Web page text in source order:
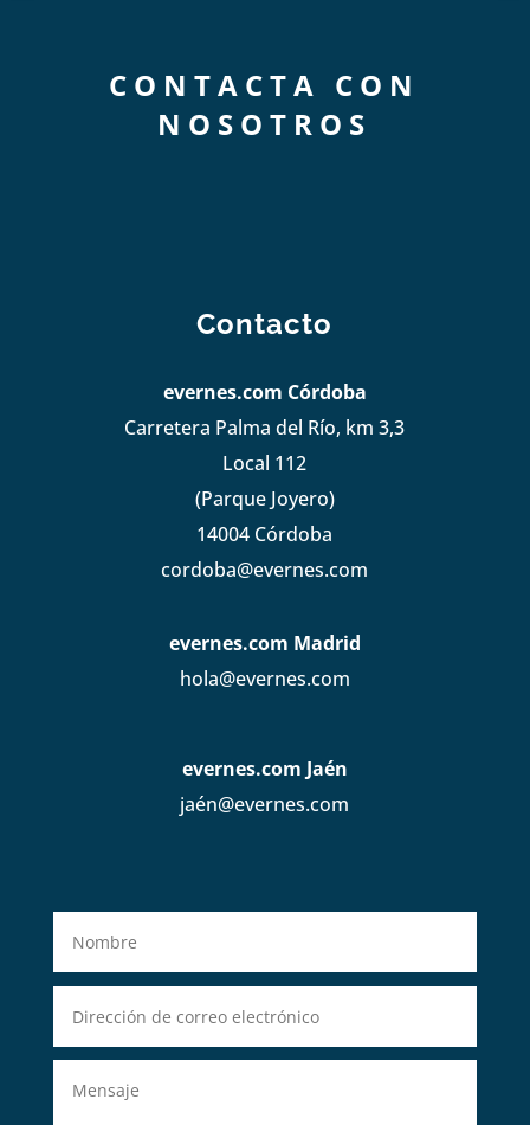
CONTACTA CON
NOSOTROS
Contacto
evernes.com Córdoba
Carretera Palma del Río, km 3,3
Local 112
(Parque Joyero)
14004 Córdoba
cordoba@evernes.com
evernes.com Madrid
hola@evernes.com
evernes.com Jaén
jaén@evernes.com